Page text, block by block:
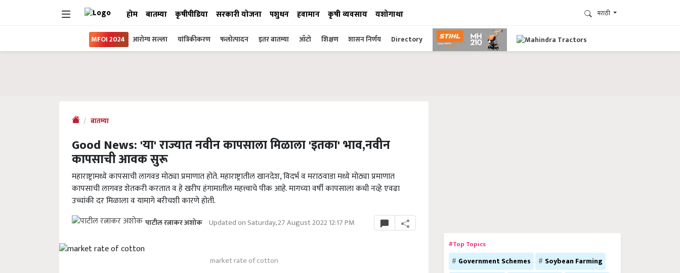
होम बातम्या कृषीपीडिया सरकारी योजना पशुधन हवामान कृषी व्यवसाय यशोगाथा मराठी
MFOI 2024 आरोग्य सल्ला यांत्रिकीकरण फलोत्पादन इतर बातम्या ऑटो शिक्षण शासन निर्णय Directory
बातम्या
Good News: 'या' राज्यात नवीन कापसाला मिळाला 'इतका' भाव,नवीन
कापसाची आवक सुरू
महाराष्ट्रामध्ये कापसाची लागवड मोठ्या प्रमाणात होते. महाराष्ट्रातील खानदेश, विदर्भ व मराठवाडा मध्ये मोठ्या प्रमाणात
कापसाची लागवड शेतकरी करतात व हे खरीप हंगामातील महत्त्वाचे पीक आहे. मागच्या वर्षी कापसाला कधी नव्हे एवढा
उच्चांकी दर मिळाला व यामागे बरीचशी कारणे होती.
पाटील रत्नाकर अशोक Updated on Saturday, 27 August 2022 12:17 PM
market rate of cotton
#Top Topics
Government Schemes
Soybean Farming